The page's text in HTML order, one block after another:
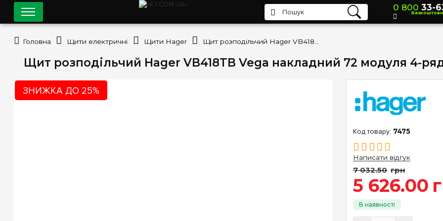
Щит розподільчий Hager VB418TB Vega накладний 72 модуля 4-
ЗНИЖКА ДО 25%
7475
Написати відгук
7 032.50 грн
5 626.00
0 800 33-
Головна Щити електричні Щити Hager